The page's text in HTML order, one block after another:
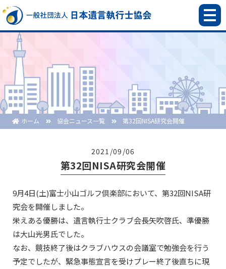
ホーム 協会ニュース一覧 第32回NISA研究会開催
2021/09/06
第32回NISA研究会開催
9月4日(土)富士小山ゴルフ倶楽部において、第32回NISA研
究会を開催しました。
栄えある優勝は、遺言執行士クラブ会長矢吹啓氏、準優勝
は大山光男氏でした。
なお、競技終了後はクラブハウスの会議室で勉強会を行う
予定でしたが、緊急事態宣言を受けプレー終了後直ちに現